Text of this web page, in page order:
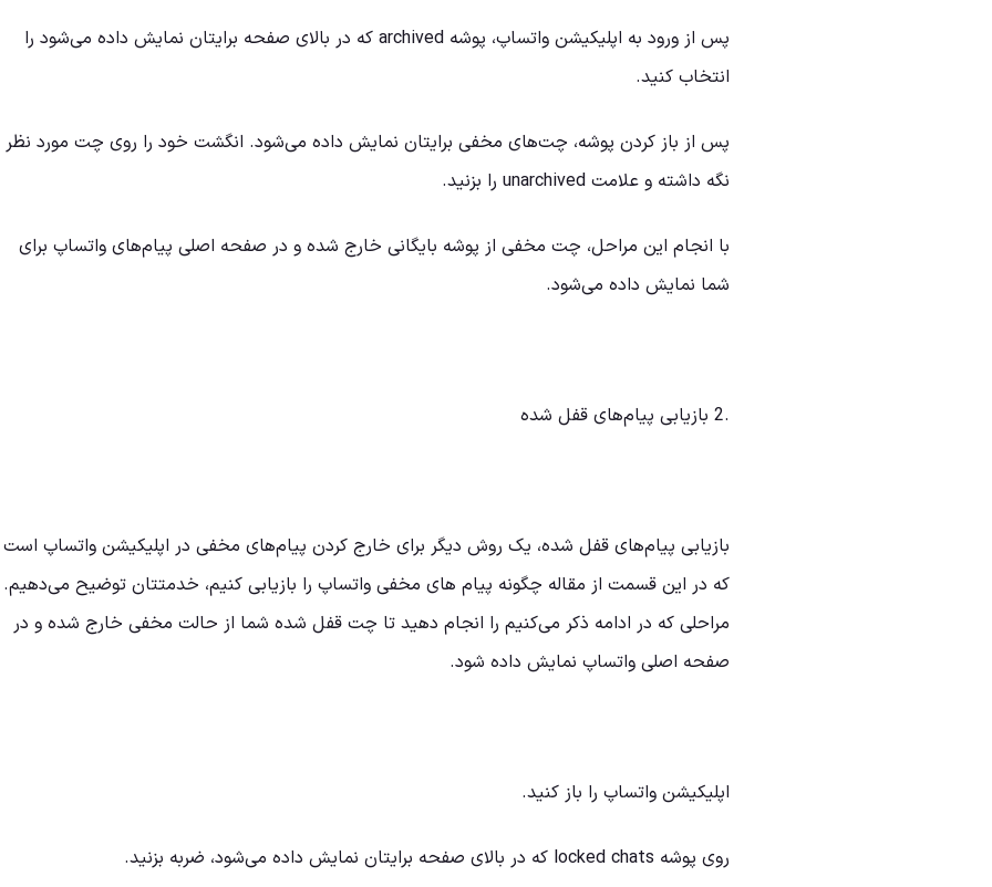
پس از ورود به اپلیکیشن واتساپ، پوشه archived که در بالای صفحه برایتان نمایش داده می‌شود را
انتخاب کنید.
پس از باز کردن پوشه، چت‌های مخفی برایتان نمایش داده می‌شود. انگشت خود را روی چت مورد نظر
نگه داشته و علامت unarchived را بزنید.
با انجام این مراحل، چت مخفی از پوشه بایگانی خارج شده و در صفحه اصلی پیام‌های واتساپ برای
شما نمایش داده می‌شود.
.2 بازیابی پیام‌های قفل شده
بازیابی پیام‌های قفل شده، یک روش دیگر برای خارج کردن پیام‌های مخفی در اپلیکیشن واتساپ است
که در این قسمت از مقاله چگونه پیام های مخفی واتساپ را بازیابی کنیم، خدمتتان توضیح می‌دهیم.
مراحلی که در ادامه ذکر می‌کنیم را انجام دهید تا چت قفل شده شما از حالت مخفی خارج شده و در
صفحه اصلی واتساپ نمایش داده شود.
اپلیکیشن واتساپ را باز کنید.
روی پوشه locked chats که در بالای صفحه برایتان نمایش داده می‌شود، ضربه بزنید.